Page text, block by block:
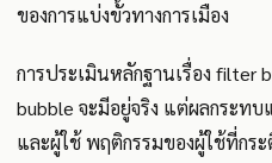
ของการแบ่งขั้วทางการเมือง
การประเมินหลักฐานเรื่อง filter
bubble จะมีอยู่จริง แต่ผลกระท
และผู้ใช้ พฤติกรรมของผู้ใช้ที่กร